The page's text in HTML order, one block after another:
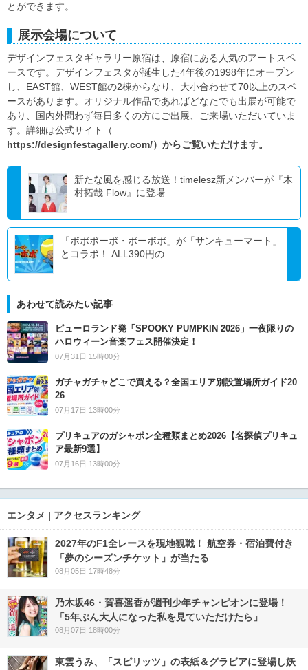
とができます。
展示会場について
デザインフェスタギャラリー原宿は、原宿にある人気のアートスペ
ースです。デザインフェスタが誕生した4年後の1998年にオープン
し、EAST館、WEST館の2棟からなり、大小合わせて70以上のスペ
ースがあります。オリジナル作品であればどなたでも出展が可能で
あり、国内外問わず毎日多くの方にご出展、ご来場いただいていま
す。詳細は公式サイト（
https://designfestagallery.com/）からご覧いただけます。
新たな風を感じる放送！timelesz新メンバーが『木
村拓哉 Flow』に登場
「ボボボーボ・ボーボボ」が「サンキューマート」
とコラボ！ ALL390円の...
あわせて読みたい記事
ピューロランド発「SPOOKY PUMPKIN 2026」一夜限りの
ハロウィーン音楽フェス開催決定！
07月31日 15時00分
ガチャガチャどこで買える？全国エリア別設置場所ガイド20
26
07月17日 13時00分
プリキュアのガシャポン全種類まとめ2026【名探偵プリキュ
ア最新9選】
07月16日 13時00分
エンタメ | アクセスランキング
2027年のF1全レースを現地観戦！ 航空券・宿泊費付き
「夢のシーズンチケット」が当たる
08月05日 17時48分
乃木坂46・賀喜遥香が週刊少年チャンピオンに登場！
「5年ぶん大人になった私を見ていただけたら」
08月07日 18時00分
東雲うみ、「スピリッツ」の表紙＆グラビアに登場し妖